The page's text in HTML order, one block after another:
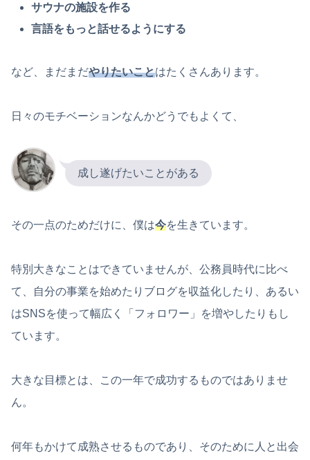
サウナの施設を作る
言語をもっと話せるようにする
など、まだまだやりたいことはたくさんあります。
日々のモチベーションなんかどうでもよくて、
成し遂げたいことがある
その一点のためだけに、僕は今を生きています。
特別大きなことはできていませんが、公務員時代に比べ
て、自分の事業を始めたりブログを収益化したり、あるい
はSNSを使って幅広く「フォロワー」を増やしたりもし
ています。
大きな目標とは、この一年で成功するものではありませ
ん。
何年もかけて成熟させるものであり、そのために人と出会